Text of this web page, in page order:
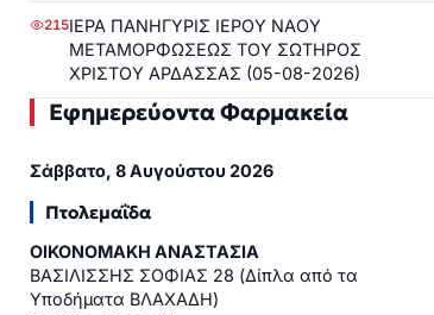
215ΙΕΡΑ ΠΑΝΗΓΥΡΙΣ ΙΕΡΟΥ ΝΑΟΥ
ΜΕΤΑΜΟΡΦΩΣΕΩΣ ΤΟΥ ΣΩΤΗΡΟΣ
ΧΡΙΣΤΟΥ ΑΡΔΑΣΣΑΣ (05-08-2026)
Εφημερεύοντα Φαρμακεία
Σάββατο, 8 Αυγούστου 2026
Πτολεμαΐδα
ΟΙΚΟΝΟΜΑΚΗ ΑΝΑΣΤΑΣΙΑ
ΒΑΣΙΛΙΣΣΗΣ ΣΟΦΙΑΣ 28 (Δίπλα από τα
Υποδήματα ΒΛΑΧΑΔΗ)